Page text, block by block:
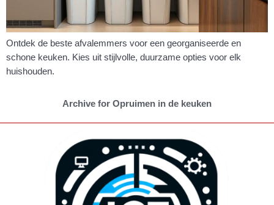
Ontdek de beste afvalemmers voor een georganiseerde en
schone keuken. Kies uit stijlvolle, duurzame opties voor elk
huishouden.
Archive for Opruimen in de keuken